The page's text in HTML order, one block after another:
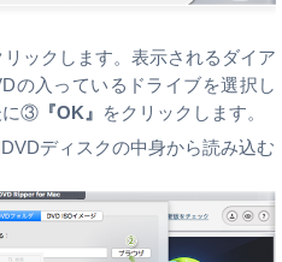
リックします。表示されるダイア
の入っているドライブを選択し
に③ 『OK』 をクリックします。
ディスクの中身から読み込む